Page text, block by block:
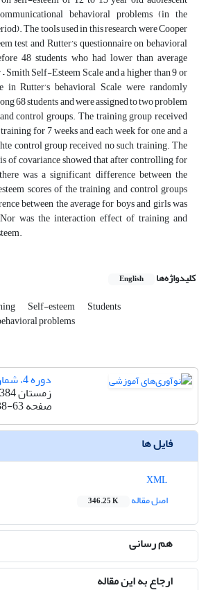
behavioral problems (in the
The tools used in this research were Cooper
test and Rutter’s questionnaire on behavioral
48 students who had lower than average
Smith Self-Esteem Scale and a higher than 9 or
in Rutter’s behavioral Scale were randomly
68 students and were assigned to two problem
control groups. The training group received
for 7 weeks and each week for one and a
control group received no such training. The
of covariance showed that after controlling for
was a significant difference between the
scores of the training and control groups
between the average for boys and girls was
was the interaction effect of training and
کلیدواژه‌ها English
Self-esteem Students
problems
دوره 4، شماره 4
زمستان 1384
صفحه63
فایل ها
اصل مقاله
346.25 K
هم رسانی
ارجاع به این مقاله